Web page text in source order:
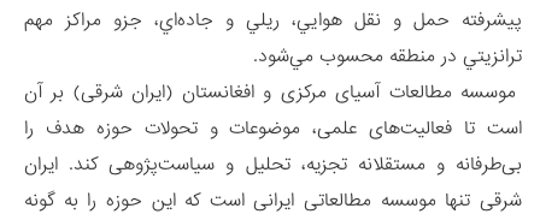
پيشرفته حمل و نقل هوايي، ريلي و جاده‌اي، جزو مراکز مهم
ترانزيتي در منطقه محسوب مي‌شود.
موسسه مطالعات آسیای مرکزی و افغانستان (ایران شرقی) بر آن
است تا فعالیت‌های علمی، موضوعات و تحولات حوزه هدف را
بی‌طرفانه و مستقلانه تجزیه، تحلیل و سیاست‌پژوهی کند. ایران
شرقی تنها موسسه مطالعاتی ایرانی است که این حوزه را به گونه